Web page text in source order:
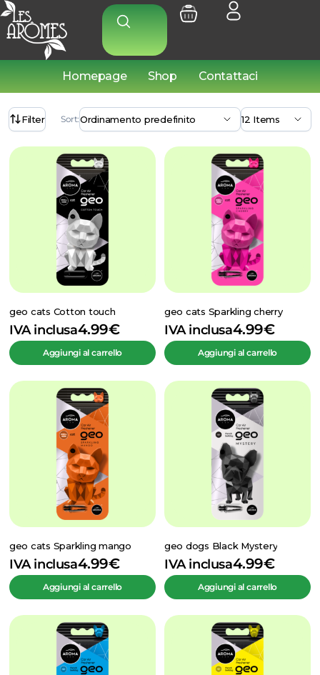
Homepage Shop Contattaci
Filter Sort:
geo cats Cotton touch
4.99€
IVA inclusa
Aggiungi al carrello
geo cats Sparkling cherry
4.99€
IVA inclusa
Aggiungi al carrello
geo cats Sparkling mango
4.99€
IVA inclusa
Aggiungi al carrello
geo dogs Black Mystery
4.99€
IVA inclusa
Aggiungi al carrello